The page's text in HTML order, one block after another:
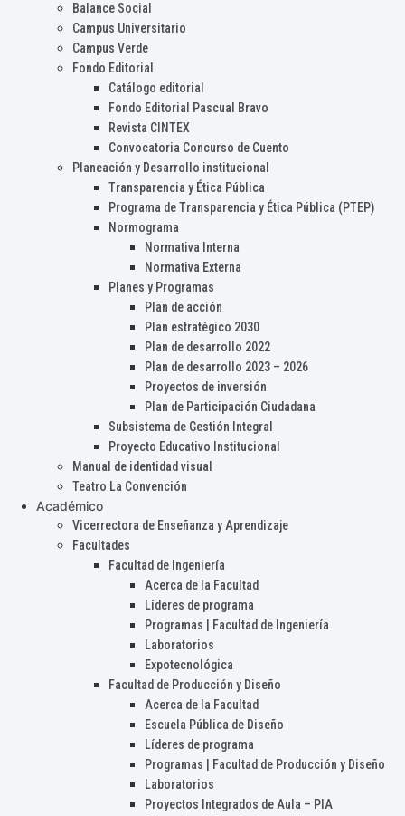
Balance Social
Campus Universitario
Campus Verde
Fondo Editorial
Catálogo editorial
Fondo Editorial Pascual Bravo
Revista CINTEX
Convocatoria Concurso de Cuento
Planeación y Desarrollo institucional
Transparencia y Ética Pública
Programa de Transparencia y Ética Pública (PTEP)
Normograma
Normativa Interna
Normativa Externa
Planes y Programas
Plan de acción
Plan estratégico 2030
Plan de desarrollo 2022
Plan de desarrollo 2023 – 2026
Proyectos de inversión
Plan de Participación Ciudadana
Subsistema de Gestión Integral
Proyecto Educativo Institucional
Manual de identidad visual
Teatro La Convención
Académico
Vicerrectora de Enseñanza y Aprendizaje
Facultades
Facultad de Ingeniería
Acerca de la Facultad
Líderes de programa
Programas | Facultad de Ingeniería
Laboratorios
Expotecnológica
Facultad de Producción y Diseño
Acerca de la Facultad
Escuela Pública de Diseño
Líderes de programa
Programas | Facultad de Producción y Diseño
Laboratorios
Proyectos Integrados de Aula – PIA